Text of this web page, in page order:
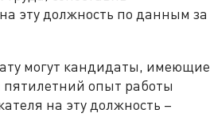
эту должность по данным за
могут кандидаты, имеющие
пятилетний опыт работы
на эту должность –